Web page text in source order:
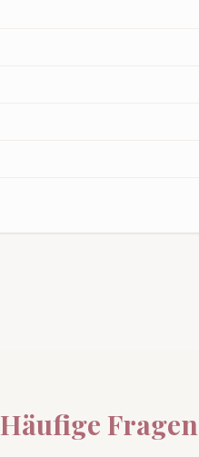
Häufige Fragen